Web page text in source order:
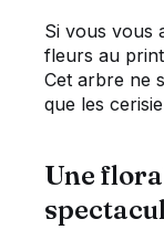
Si vous vous
fleurs au
Cet arbre ne
que les
Une